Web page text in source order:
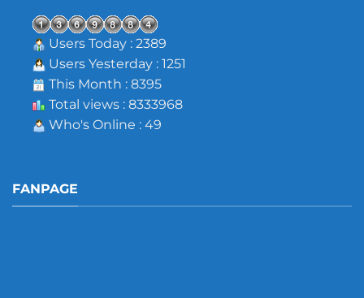
Users Today : 2389
Users Yesterday : 1251
This Month : 8395
Total views : 8333968
Who's Online : 49
FANPAGE